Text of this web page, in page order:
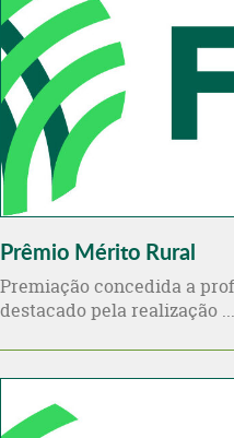
Prêmio Mérito Rural
Premiação concedida a
destacado pela realização ...